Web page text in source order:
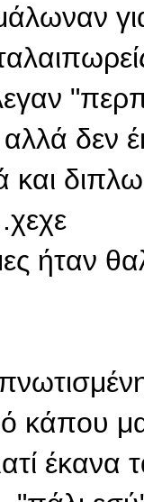
δεν
ήταν